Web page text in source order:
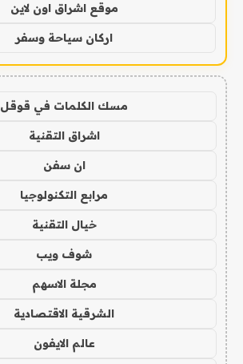
موقع اشراق اون لاين
اركان سياحة وسفر
مسك الكلمات في قوقل
اشراق التقنية
ان سفن
مرابع التكنولوجيا
خيال التقنية
شوف ويب
مجلة الاسهم
الشرقية الاقتصادية
عالم الايفون